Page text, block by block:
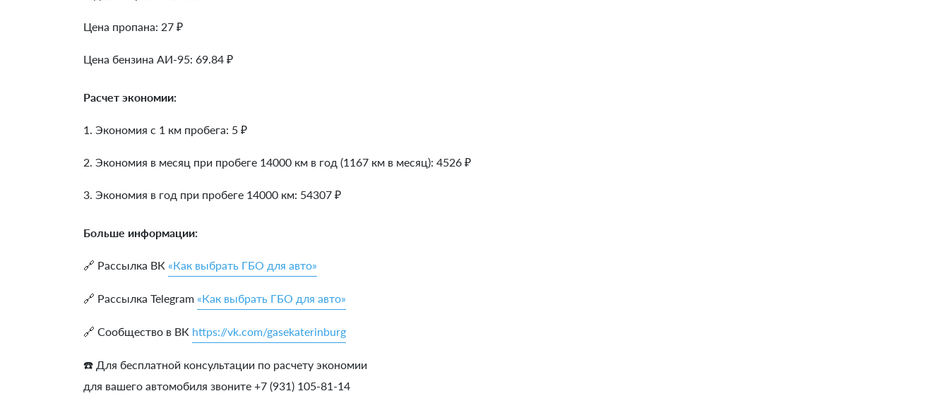
Цена пропана: 27 ₽
Цена бензина АИ-95: 69.84 ₽
Расчет экономии:
1. Экономия с 1 км пробега: 5 ₽
2. Экономия в месяц при пробеге 14000 км в год (1167 км в месяц): 4526 ₽
3. Экономия в год при пробеге 14000 км: 54307 ₽
Больше информации:
🔗 Рассылка ВК «Как выбрать ГБО для авто»
🔗 Рассылка Telegram «Как выбрать ГБО для авто»
🔗 Сообщество в ВК https://vk.com/gasekaterinburg
☎️ Для бесплатной консультации по расчету экономии
для вашего автомобиля звоните +7 (931) 105-81-14